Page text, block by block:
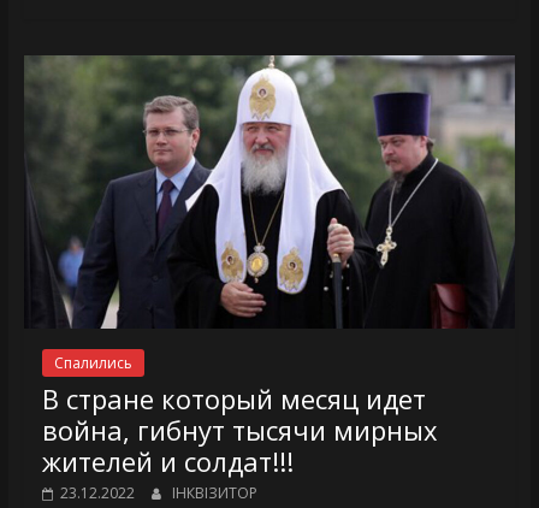
Спалились
В стране который месяц идет
война, гибнут тысячи мирных
жителей и солдат!!!
23.12.2022 ІНКВІЗИТОР